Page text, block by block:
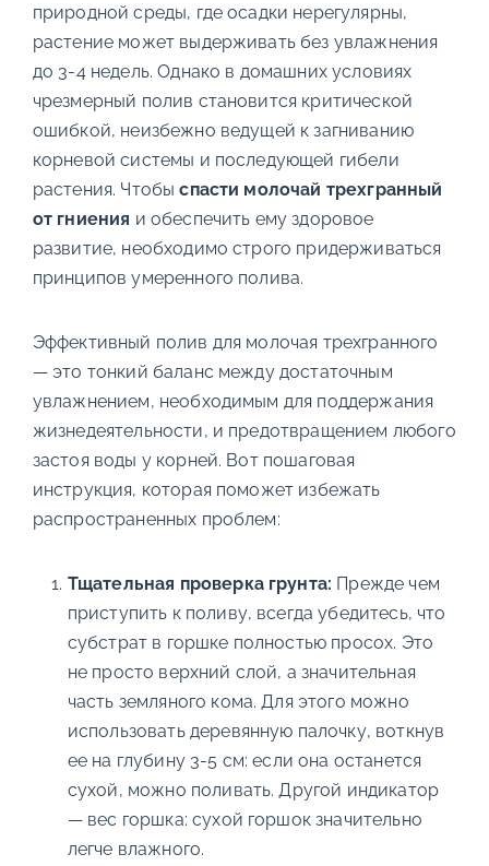
природной среды, где осадки нерегулярны,
растение может выдерживать без увлажнения
до 3-4 недель. Однако в домашних условиях
чрезмерный полив становится критической
ошибкой, неизбежно ведущей к загниванию
корневой системы и последующей гибели
растения. Чтобыспасти молочай трехгранный
от гниения и обеспечить ему здоровое
развитие, необходимо строго придерживаться
принципов умеренного полива.
Эффективный полив для молочая трехгранного
— это тонкий баланс между достаточным
увлажнением, необходимым для поддержания
жизнедеятельности, и предотвращением любого
застоя воды у корней. Вот пошаговая
инструкция, которая поможет избежать
распространенных проблем:
Тщательная проверка грунта: Прежде чем
приступить к поливу, всегда убедитесь, что
субстрат в горшке полностью просох. Это
не просто верхний слой, а значительная
часть земляного кома. Для этого можно
использовать деревянную палочку, воткнув
ее на глубину 3-5 см: если она останется
сухой, можно поливать. Другой индикатор
— вес горшка: сухой горшок значительно
легче влажного.